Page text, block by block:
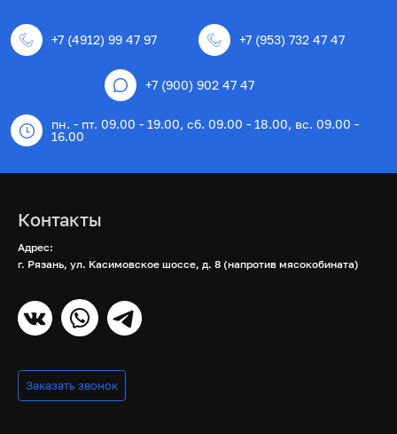
+7 (4912) 99 47 97 +7 (953) 732 47 47
+7 (900) 902 47 47
пн. - пт. 09.00 - 19.00, сб. 09.00 - 18.00, вс. 09.00 -
16.00
Контакты
Адрес:
г. Рязань, ул. Касимовское шоссе, д. 8 (напротив мясокобината)
Заказать звонок